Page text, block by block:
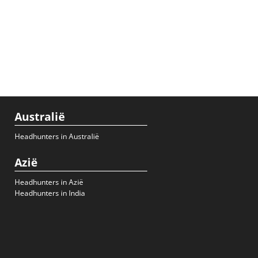
Australië
Headhunters in Australië
Azië
Headhunters in Azië
Headhunters in India